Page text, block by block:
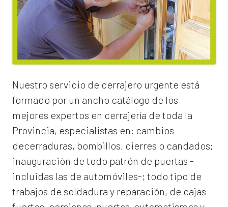
Nuestro servicio de cerrajero urgente está
formado por un ancho catálogo de los
mejores expertos en cerrajería de toda la
Provincia, especialistas en: cambios
decerraduras, bombillos, cierres o candados;
inauguración de todo patrón de puertas -
incluidas las de automóviles-; todo tipo de
trabajos de soldadura y reparación, de cajas